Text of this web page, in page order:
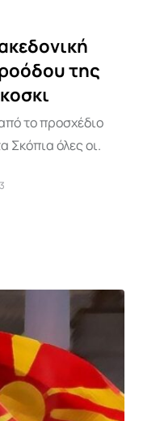
της
το προσχέδιο
όλες οι.